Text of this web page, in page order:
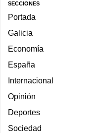
SECCIONES
Portada
Galicia
Economía
España
Internacional
Opinión
Deportes
Sociedad